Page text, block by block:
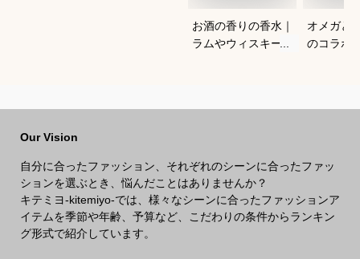
お酒の香りの香水｜
ラムやウィスキーな
オメガと
のコラボ
Our Vision
自分に合ったファッション、それぞれのシーンに合ったファッ
ションを選ぶとき、悩んだことはありませんか？
キテミヨ-kitemiyo-では、様々なシーンに合ったファッションア
イテムを季節や年齢、予算など、こだわりの条件からランキン
グ形式で紹介しています。